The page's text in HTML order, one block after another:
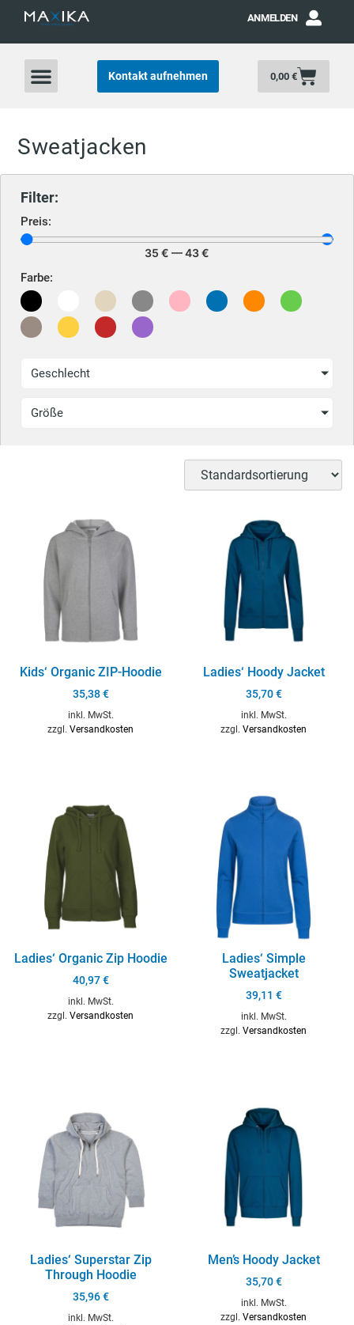
ANMELDEN
Kontakt aufnehmen 0,00 €
Sweatjacken
Filter:
Preis:
35 € —43€
Farbe:
Geschlecht
Größe
Kids‘ Organic ZIP-Hoodie
35,38€
inkl. MwSt.
zzgl. Versandkosten
Ladies‘ Hoody Jacket
35,70€
inkl. MwSt.
zzgl. Versandkosten
Ladies‘ Organic Zip Hoodie
40,97€
inkl. MwSt.
zzgl. Versandkosten
Ladies‘ Simple
Sweatjacket
39,11 €
inkl. MwSt.
zzgl. Versandkosten
Ladies‘ Superstar Zip
Through Hoodie
35,96€
inkl. MwSt.
Men’s Hoody Jacket
35,70€
inkl. MwSt.
zzgl. Versandkosten